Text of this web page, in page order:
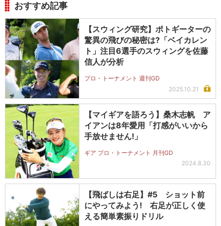
おすすめ記事
【スウィング研究】ポトギーターの
驚異の飛びの秘密は?「ベイカレン
ト」注目6選手のスウィングを佐藤
信人が分析
プロ・トーナメント 週刊GD
2025.10.21
【マイギアを語ろう】桑木志帆 ア
イアンは8年愛用「打感がいいから
手放せません!」
ギア プロ・トーナメント 月刊GD
2024.8.30
【飛ばしは右足】#5 ショット前
にやってみよう! 右足が正しく使
える簡単素振りドリル